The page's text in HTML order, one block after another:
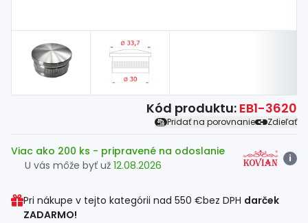
Kód produktu: EB1-3620
Pridať na porovnanie Zdieľať
Viac ako 200 ks - pripravené na odoslanie
U vás môže byť už 12.08.2026
i
Pri nákupe v tejto kategórii nad 550 €bez DPH darček
ZADARMO!